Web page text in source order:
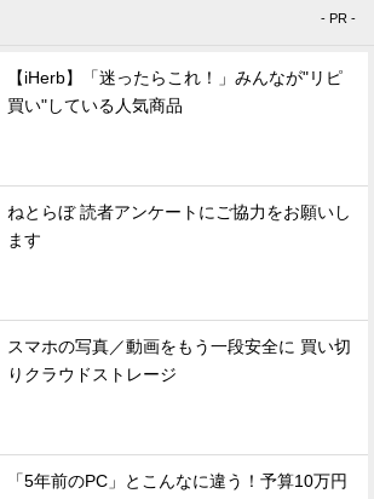
- PR -
【iHerb】「迷ったらこれ！」みんなが"リピ
買い"している人気商品
ねとらぼ 読者アンケートにご協力をお願いし
ます
スマホの写真／動画をもう一段安全に 買い切
りクラウドストレージ
「5年前のPC」とこんなに違う！予算10万円